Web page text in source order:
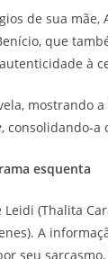
de sua
que
à
mostrando
, consolidando-a
esquenta
Leidi (Thalita
A
seu